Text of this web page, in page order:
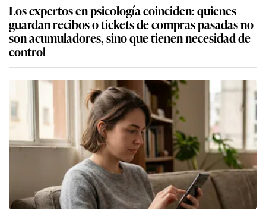
Los expertos en psicología coinciden: quienes
guardan recibos o tickets de compras pasadas no
son acumuladores, sino que tienen necesidad de
control